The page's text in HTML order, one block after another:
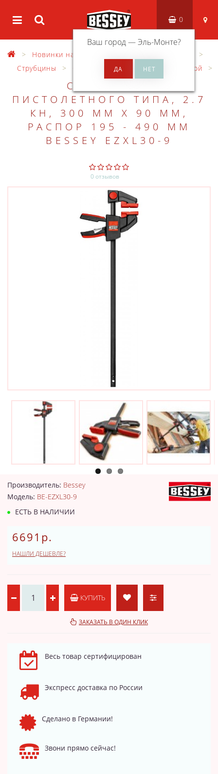
Ваш город —Эль-Монте?
0
Новинки на сайте
Струбцины
Струбцины для работы одной рукой
СТРУБЦИНА
ПИСТОЛЕТНОГО ТИПА, 2.7
КН, 300 ММ X 90 ММ,
РАСПОР 195 - 490 ММ
BESSEY EZXL30-9
0 отзывов
Производитель: Bessey
Модель: BE-EZXL30-9
ЕСТЬ В НАЛИЧИИ
6691р.
НАШЛИ ДЕШЕВЛЕ?
КУПИТЬ
ЗАКАЗАТЬ В ОДИН КЛИК
Весь товар сертифицирован
Экспресс доставка по России
Сделано в Германии!
Звони прямо сейчас!